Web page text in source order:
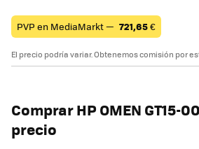
PVP en MediaMarkt — 721,65€
El precio podría variar. Obtenemos comisión por
ComprarHP OMEN GT15-
precio